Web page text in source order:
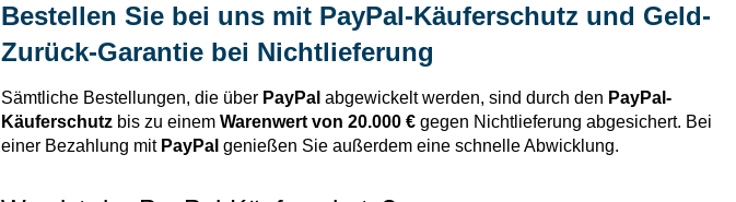
Bestellen Sie bei uns mit PayPal-Käuferschutz und Geld-
Zurück-Garantie bei Nichtlieferung
Sämtliche Bestellungen, die über PayPal abgewickelt werden, sind durch den PayPal-
Käuferschutz bis zu einem Warenwert von 20.000 € gegen Nichtlieferung abgesichert. Bei
einer Bezahlung mit PayPal genießen Sie außerdem eine schnelle Abwicklung.